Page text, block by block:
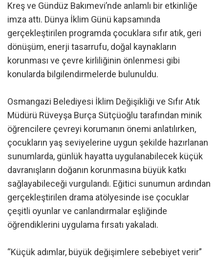
Kreş ve Gündüz Bakımevi’nde anlamlı bir etkinliğe
imza attı. Dünya İklim Günü kapsamında
gerçekleştirilen programda çocuklara sıfır atık, geri
dönüşüm, enerji tasarrufu, doğal kaynakların
korunması ve çevre kirliliğinin önlenmesi gibi
konularda bilgilendirmelerde bulunuldu.
Osmangazi Belediyesi İklim Değişikliği ve Sıfır Atık
Müdürü Rüveyşa Burça Sütçüoğlu tarafından minik
öğrencilere çevreyi korumanın önemi anlatılırken,
çocukların yaş seviyelerine uygun şekilde hazırlanan
sunumlarda, günlük hayatta uygulanabilecek küçük
davranışların doğanın korunmasına büyük katkı
sağlayabileceği vurgulandı. Eğitici sunumun ardından
gerçekleştirilen drama atölyesinde ise çocuklar
çeşitli oyunlar ve canlandırmalar eşliğinde
öğrendiklerini uygulama fırsatı yakaladı.
“Küçük adımlar, büyük değişimlere sebebiyet verir”